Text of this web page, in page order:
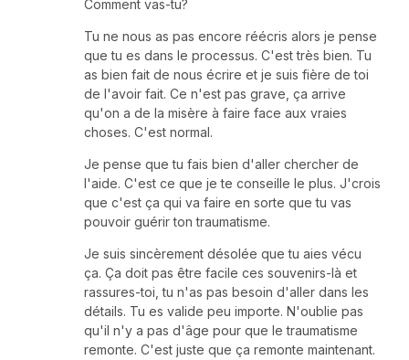
Comment vas-tu?
Tu ne nous as pas encore réécris alors je pense
que tu es dans le processus. C'est très bien. Tu
as bien fait de nous écrire et je suis fière de toi
de l'avoir fait. Ce n'est pas grave, ça arrive
qu'on a de la misère à faire face aux vraies
choses. C'est normal.
Je pense que tu fais bien d'aller chercher de
l'aide. C'est ce que je te conseille le plus. J'crois
que c'est ça qui va faire en sorte que tu vas
pouvoir guérir ton traumatisme.
Je suis sincèrement désolée que tu aies vécu
ça. Ça doit pas être facile ces souvenirs-là et
rassures-toi, tu n'as pas besoin d'aller dans les
détails. Tu es valide peu importe. N'oublie pas
qu'il n'y a pas d'âge pour que le traumatisme
remonte. C'est juste que ça remonte maintenant.